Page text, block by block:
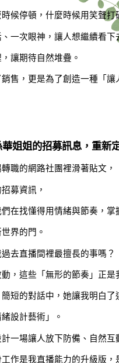
候停頓，什麼時候用笑聲打
一次眼神，讓人想繼續看下
讓期待自然堆疊。
售，更是為了創造一種「讓
姐姐的招募訊息，重新
職的網路社團裡滑著貼文，
募資訊，
在找懂得用情緒與節奏，掌
界的門。
去直播間裡最擅長的事嗎？
，這些「無形的節奏」正是
短的對話中，她讓我明白了
設計藝術」。
一場讓人放下防備、自然互
作是我直播能力的升級版，